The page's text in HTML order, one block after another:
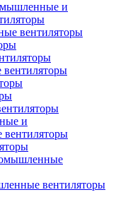
и
вентиляторы
и
вентиляторы